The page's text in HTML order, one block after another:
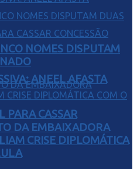
ANEEL AFASTA
PARA CASSAR
NOMES DISPUTAM
DA EMBAIXADORA
CRISE DIPLOMÁTICA